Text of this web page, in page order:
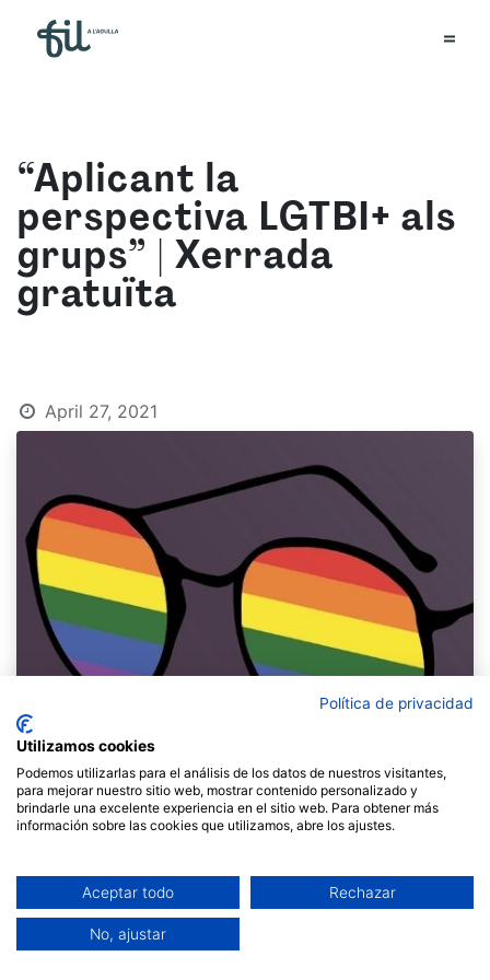
“Aplicant la
perspectiva LGTBI+ als
grups” | Xerrada
gratuïta
April 27, 2021
de 18 a 19.30 h, oferirem la xerrada gratuïta “Aplicant
la perspectiva LGTBI+ als grups” a càrrec de Berta
Vallvé i Març Llinàs. Aquesta activitat
i oberta a tothom
Política de privacidad
Utilizamos cookies
Podemos utilizarlas para el análisis de los datos de nuestros visitantes,
para mejorar nuestro sitio web, mostrar contenido personalizado y
brindarle una excelente experiencia en el sitio web. Para obtener más
información sobre las cookies que utilizamos, abre los ajustes.
Aceptar todo Rechazar
No, ajustar